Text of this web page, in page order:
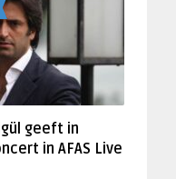
geeft in
in AFAS Live